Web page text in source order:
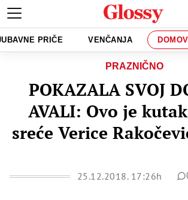
PRIČE VENČANJA
PRAZNIČNO
POKAZALA SVOJ
AVALI: Ovo je
sreće Verice
25.12.2018. 17:26h